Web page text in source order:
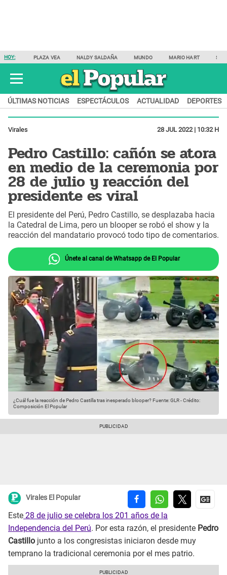
HOY: PLAZA VEA NALDY SALDAÑA MUNDO MARIO HART
ÚLTIMAS NOTICIAS ESPECTÁCULOS ACTUALIDAD DEPORTES
Virales 28 JUL 2022 | 10:32 H
Pedro Castillo: cañón se atora
en medio de la ceremonia por
28 de julio y reacción del
presidente es viral
El presidente del Perú, Pedro Castillo, se desplazaba hacia
la Catedral de Lima, pero un blooper se robó el show y la
reacción del mandatario provocó todo tipo de comentarios.
Únete al canal de Whatsapp de El Popular
¿Cuál fue la reacción de Pedro Castilla tras inesperado blooper?Fuente: GLR-Crédito:
Composición El Popular
Virales El Popular
Este 28 de julio se celebra los 201 años de la
Independencia del Perú. Por esta razón, el presidente Pedro
Castillo junto a los congresistas iniciaron desde muy
temprano la tradicional ceremonia por el mes patrio.